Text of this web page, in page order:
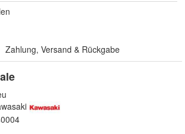
Zahlung, Versand & Rückgabe